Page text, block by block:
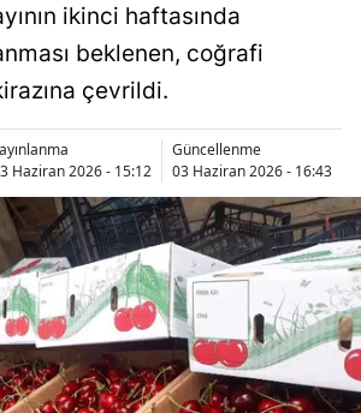
ikinci haftasında
beklenen, coğrafi
çevrildi.
Haziran 2026 - 15:12
Güncellenme
03 Haziran 2026 - 16:43